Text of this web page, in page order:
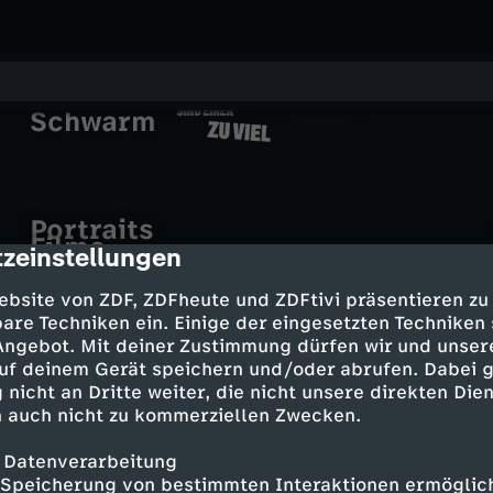
von ZDF, ZDFheute und ZDFtivi präsentieren
Techniken ein. Einige der eingesetzten
Mit deiner Zustimmung dürfen wir und
deinem Gerät speichern und/oder abrufen. Dabei
nicht an Dritte weiter, die nicht unsere direkten
nicht zu kommerziellen Zwecken.
von bestimmten Interaktionen
Schwarm
w
e
i
W
e
Portraits
Filme
Reportagen
Wahre Verbrechen – Suche nach Gerechtigkeit
Ein Fall mit vielen Wendungen
einfach Mensch - Einzeldokus
Janina Nagel: Von Vielen
unterschätzt (2/3)
einfach Mensch - Einzeldokus
Wai Long Van: Von Vielen
unterschätzt (1/3)
Kurzfassungen
Mehr Inhalte laden